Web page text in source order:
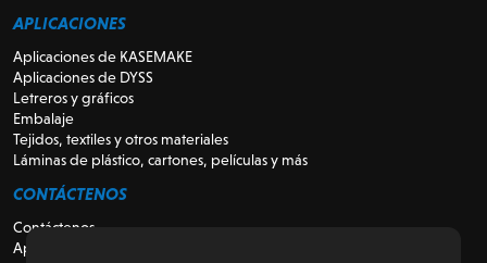
APLICACIONES
Aplicaciones de KASEMAKE
Aplicaciones de DYSS
Letreros y gráficos
Embalaje
Tejidos, textiles y otros materiales
Láminas de plástico, cartones, películas y más
CONTÁCTENOS
Contáctenos
Apoyo